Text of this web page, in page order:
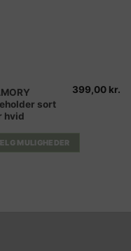
sort
hvid
399,00 kr.
MULIGHEDER